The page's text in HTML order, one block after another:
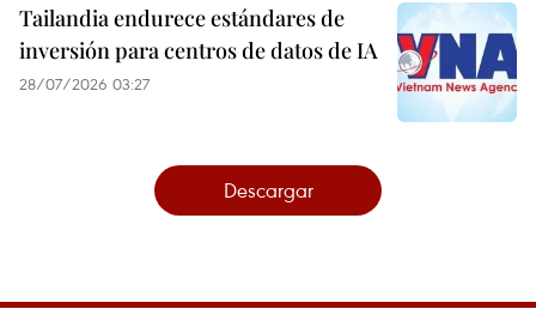
Tailandia endurece estándares de
inversión para centros de datos de IA
28/07/2026 03:27
Descargar